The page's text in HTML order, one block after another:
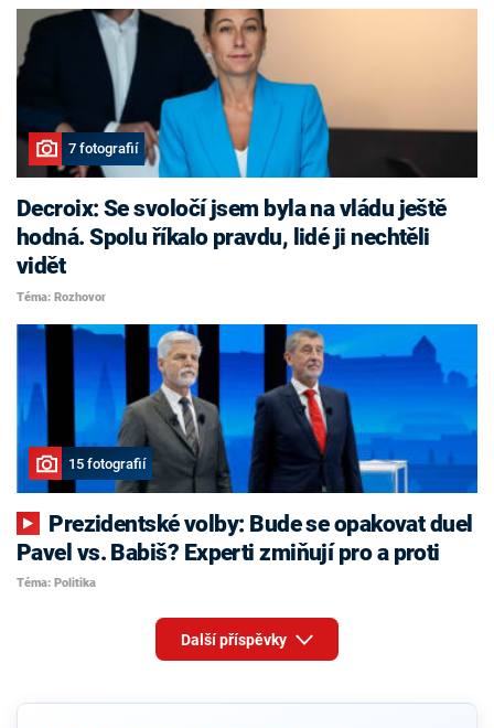
7 fotografií
Decroix: Se svoločí jsem byla na vládu ještě
hodná. Spolu říkalo pravdu, lidé ji nechtěli
vidět
Téma: Rozhovor
15 fotografií
Pavel vs. Babiš? Experti zmiňují pro a proti
Téma: Politika
Další příspěvky